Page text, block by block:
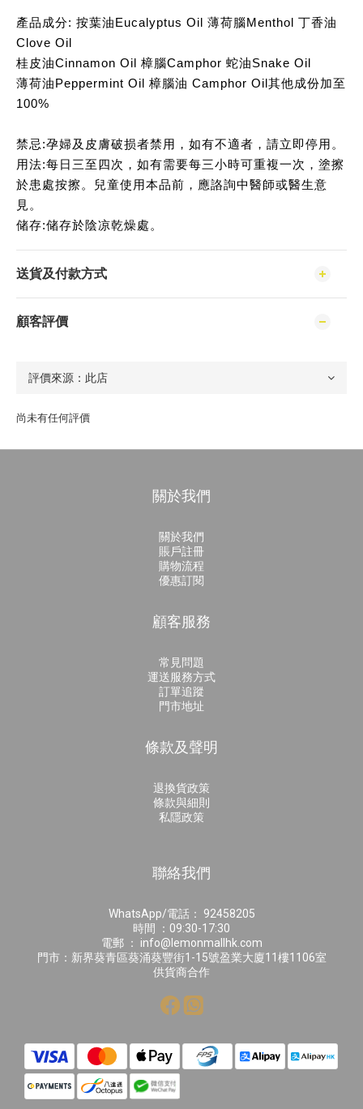
產品成分: 按葉油Eucalyptus Oil 薄荷腦Menthol 丁香油
Clove Oil
桂皮油Cinnamon Oil 樟腦Camphor 蛇油Snake Oil
薄荷油Peppermint Oil 樟腦油 Camphor Oil其他成份加至
100%
禁忌:孕婦及皮膚破损者禁用，如有不適者，請立即停用。
用法:每日三至四次，如有需要每三小時可重複一次，塗擦
於患處按擦。兒童使用本品前，應詻詢中醫師或醫生意
見。
储存:储存於陰凉乾燥處。
送貨及付款方式
顧客評價
尚未有任何評價
關於我們
關於我們
賬戶註冊
購物流程
優惠訂閱
顧客服務
常見問題
運送服務方式
訂單追蹤
門市地址
條款及聲明
退換貨政策
條款與細則
私隱政策
聯絡我們
WhatsApp/電話： 92458205
時間 ：09:30-17:30
電郵 ： info@lemonmallhk.com
門市：新界葵青區葵涌葵豐街1-15號盈業大廈11樓1106室
供貨商合作